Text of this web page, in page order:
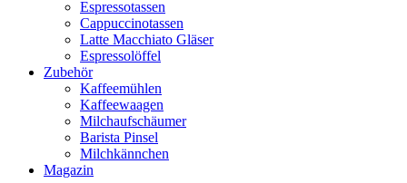
Espressotassen
Cappuccinotassen
Latte Macchiato Gläser
Espressolöffel
Zubehör
Kaffeemühlen
Kaffeewaagen
Milchaufschäumer
Barista Pinsel
Milchkännchen
Magazin